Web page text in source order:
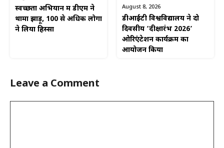
स्वच्छता अभियान में डीएम ने
थामा झाड़ू, 100 से अधिक लोगों
ने लिया हिस्सा
August 8, 2026
डीआईटी विश्वविद्यालय ने दो
दिवसीय ‘दीक्षारंभ 2026’
ओरिएंटेशन कार्यक्रम का
आयोजन किया
Leave a Comment